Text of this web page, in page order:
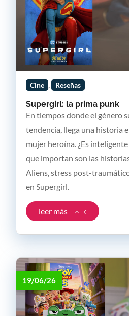
Supergirl: la prima punk
Cine Reseñas
En tiempos donde el género
tendencia, llega una historia
mujer heroína. ¿Es
que importan son las
Aliens, stress post-
en Supergirl.
leer más
19/06/26